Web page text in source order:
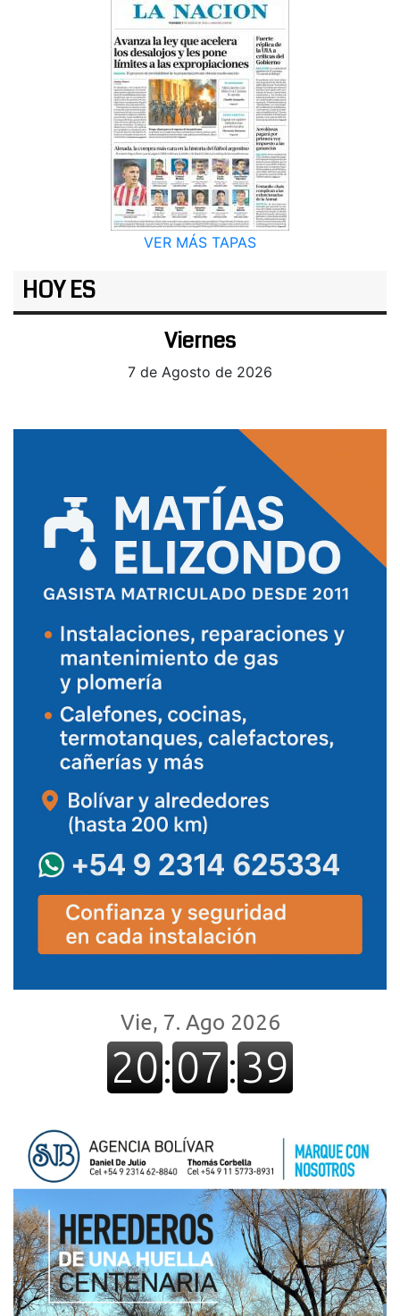
VER MÁS TAPAS
HOY ES
Viernes
7 de Agosto de 2026